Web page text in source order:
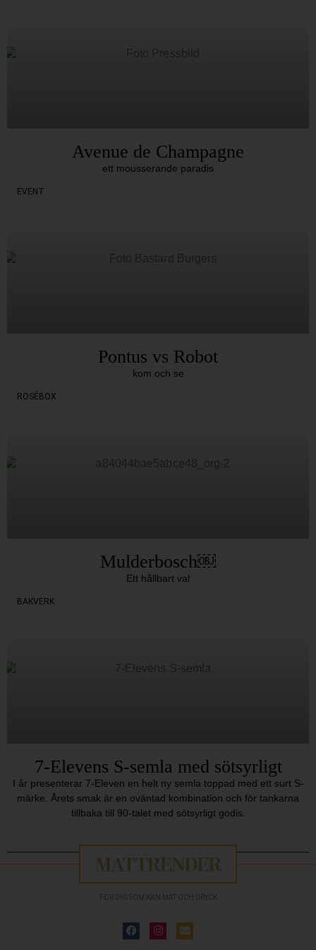
Avenue de Champagne
ett mousserande paradis
EVENT
Pontus vs Robot
kom och se
ROSÉBOX
Mulderbosch￼
Ett hållbart val
BAKVERK
7-Elevens S-semla med sötsyrligt
I år presenterar 7-Eleven en helt ny semla toppad med ett surt S-
märke. Årets smak är en oväntad kombination och för tankarna
tillbaka till 90-talet med sötsyrligt godis.
FÖR DIG SOM KAN MAT OCH DRYCK